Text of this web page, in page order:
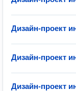
Дизайн-проект
Дизайн-проект
Дизайн-проект